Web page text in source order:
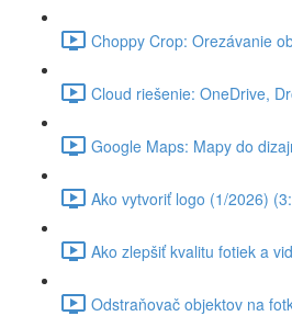
Choppy Crop: Orezávanie
Cloud riešenie: OneDrive,
Google Maps: Mapy do
Ako vytvoriť logo (1/2026)
Ako zlepšiť kvalitu fotiek a
Odstraňovač objektov na